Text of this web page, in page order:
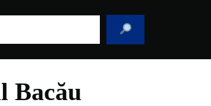
Bacău